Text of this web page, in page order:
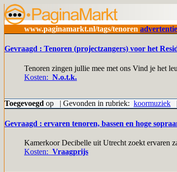
www.paginamarkt.nl/tags/tenoren
Gevraagd : Tenoren (projectzangers) voor het
Tenoren zingen jullie mee met ons Vind je het
Kosten: N.o.t.k.
Toegevoegd op | Gevonden in rubriek: koormuziek |
Gevraagd : ervaren tenoren, bassen en hoge
Kamerkoor Decibelle uit Utrecht zoekt ervaren
Kosten: Vraagprijs